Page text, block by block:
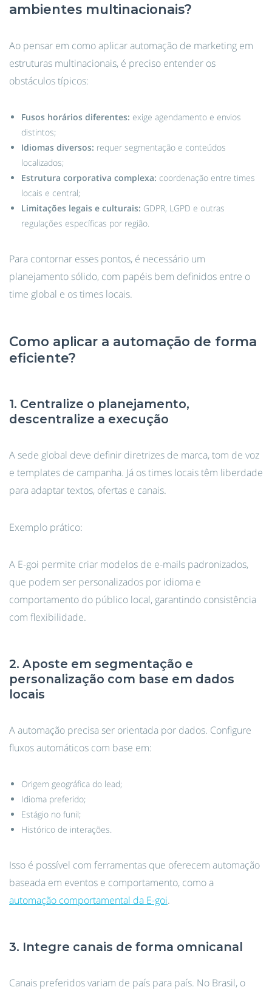
ambientes multinacionais?
Ao pensar em como aplicar automação de marketing em
estruturas multinacionais, é preciso entender os
obstáculos típicos:
Fusos horários diferentes: exige agendamento e envios
distintos;
Idiomas diversos: requer segmentação e conteúdos
localizados;
Estrutura corporativa complexa: coordenação entre times
locais e central;
Limitações legais e culturais: GDPR, LGPD e outras
regulações específicas por região.
Para contornar esses pontos, é necessário um
planejamento sólido, com papéis bem definidos entre o
time global e os times locais.
Como aplicar a automação de forma
eficiente?
1. Centralize o planejamento,
descentralize a execução
A sede global deve definir diretrizes de marca, tom de voz
e templates de campanha. Já os times locais têm liberdade
para adaptar textos, ofertas e canais.
Exemplo prático:
A E-goi permite criar modelos de e-mails padronizados,
que podem ser personalizados por idioma e
comportamento do público local, garantindo consistência
com flexibilidade.
2. Aposte em segmentação e
personalização com base em dados
locais
A automação precisa ser orientada por dados. Configure
fluxos automáticos com base em:
Origem geográfica do lead;
Idioma preferido;
Estágio no funil;
Histórico de interações.
Isso é possível com ferramentas que oferecem automação
baseada em eventos e comportamento, como a
automação comportamental da E-goi.
3. Integre canais de forma omnicanal
Canais preferidos variam de país para país. No Brasil, o